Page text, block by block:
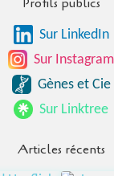
Sur LinkedIn
Sur Instagram
Gènes et Cie
Sur Linktree
Articles récents